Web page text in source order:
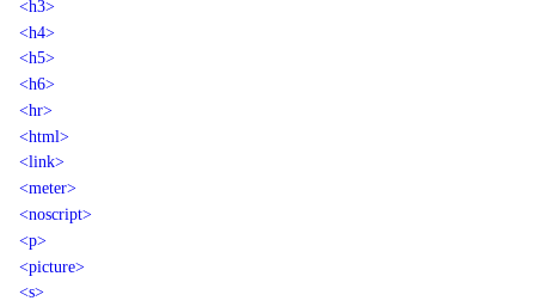
<h3>
<h4>
<h5>
<h6>
<hr>
<html>
<link>
<meter>
<noscript>
<p>
<picture>
<s>